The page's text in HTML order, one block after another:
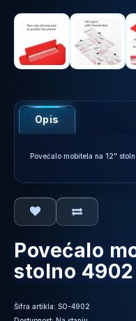
Opis
Povećalo mobitela na 12"
Povećalo
stolno 4902
Šifra artikla: SO-4902